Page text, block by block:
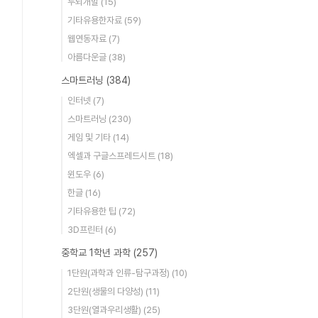
기타유용한자료 (59)
웹연동자료 (7)
아름다운글 (38)
스마트러닝 (384)
인터넷 (7)
스마트러닝 (230)
게임 및 기타 (14)
엑셀과 구글스프레드시트 (18)
윈도우 (6)
한글 (16)
기타유용한 팁 (72)
3D프린터 (6)
중학교 1학년 과학 (257)
1단원(과학과 인류-탐구과정) (10)
2단원(생물의 다양성) (11)
3단원(열과우리생활) (25)